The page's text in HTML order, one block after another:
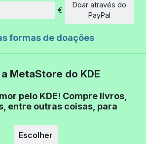
Montante
€
Doar através do
PayPal
formas de doações
MetaStore do KDE
pelo KDE! Compre livros,
entre outras coisas, para
Escolher